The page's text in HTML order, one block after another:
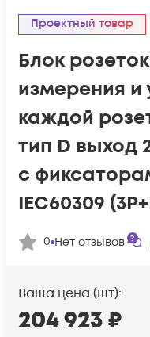
Проектный товар
Блок
измерения и
каждой
тип D выход
с
IEC60309
0 Нет отзывов
Ваша цена (шт):
204 923₽